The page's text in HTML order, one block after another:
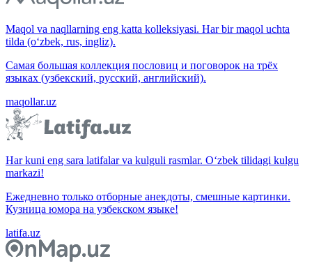
Maqol va naqllarning eng katta kolleksiyasi. Har bir maqol uchta
tilda (o‘zbek, rus, ingliz).
Самая большая коллекция пословиц и поговорок на трёх
языках (узбекский, русский, английский).
maqollar.uz
Har kuni eng sara latifalar va kulguli rasmlar. O‘zbek tilidagi kulgu
markazi!
Ежедневно только отборные анекдоты, смешные картинки.
Кузница юмора на узбекском языке!
latifa.uz